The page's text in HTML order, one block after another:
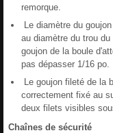
remorque.
Le diamètre du
au diamètre du trou
goujon de la boule
pas dépasser 1/16 po.
Le goujon fileté de la
correctement fixé au
deux filets visibles
Chaînes de sécurité